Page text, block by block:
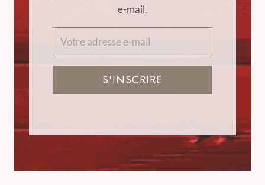
e-mail.
S'INSCRIRE